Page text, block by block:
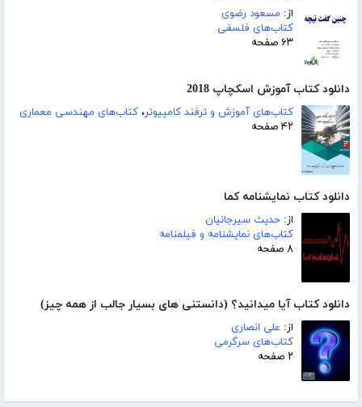
از: مسعود رضوی
کتاب‌های فلسفی
۶۳ صفحه
دانلود کتاب آموزش اسکچاپ 2018
کتاب‌های آموزش و ترفند کامپیوتر، کتاب‌های مهندسی معماری
۴۲ صفحه
دانلود کتاب نمایشنامه کما
از: حدیث سیرجانیان
کتاب‌های نمایشنامه و فیلمنامه
۸ صفحه
دانلود کتاب آیا میدانید؟ (دانستنی های بسیار جالب از همه چیز)
از: علی انصاری
کتاب‌های سرگرمی
۲ صفحه